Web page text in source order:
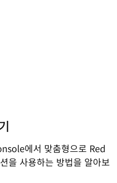
에서 맞춤형으로 Red
을 사용하는 방법을 알아보